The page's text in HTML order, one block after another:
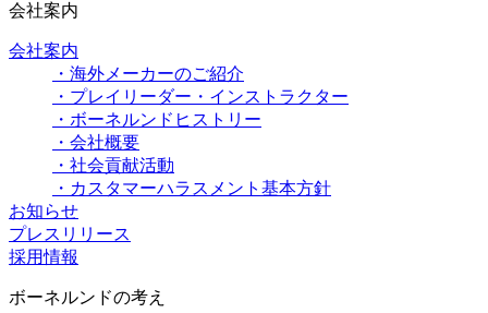
会社案内
会社案内
・海外メーカーのご紹介
・プレイリーダー・インストラクター
・ボーネルンドヒストリー
・会社概要
・社会貢献活動
・カスタマーハラスメント基本方針
お知らせ
プレスリリース
採用情報
ボーネルンドの考え